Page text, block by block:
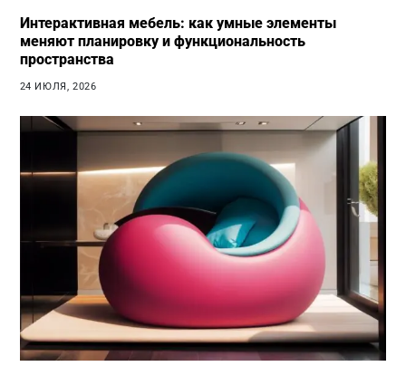
Интерактивная мебель: как умные элементы
меняют планировку и функциональность
пространства
24 ИЮЛЯ, 2026